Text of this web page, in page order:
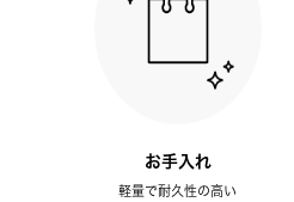
お手入れ
軽量で耐久性の高い